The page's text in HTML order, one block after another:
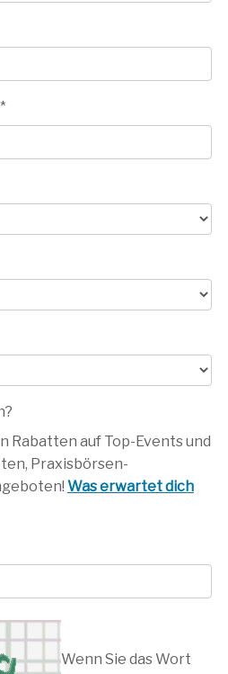
*
Praxisbörsen-
Was erwartet dich
Wenn Sie das Wort